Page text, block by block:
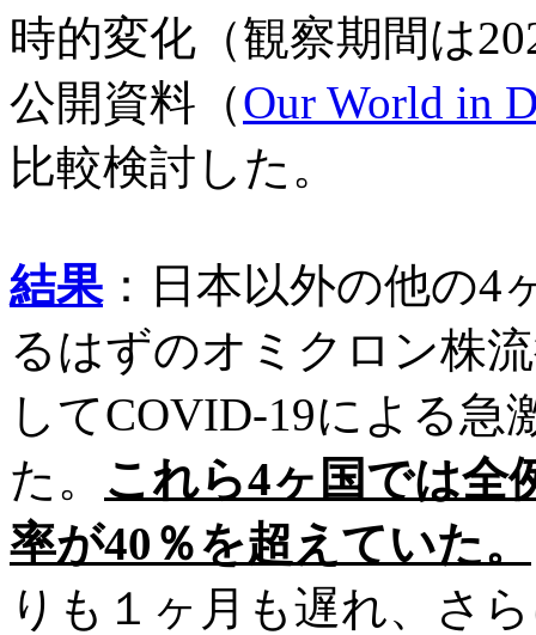
時的変化（観察期間は
公開資料（Our World in
比較検討した 。
結果：
日本以外の他の4
るはずのオミクロン株
してCOVID-19による急
た。 これら4ヶ国では全
率が40％を超え ていた。
りも１ヶ月も遅れ、さ